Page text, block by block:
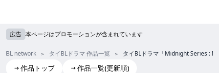
広告 本ページはプロモーションが含まれています
BL network タイBLドラマ 作品一覧 タイBLドラマ「Midnight Series :
作品トップ
作品一覧(更新順)